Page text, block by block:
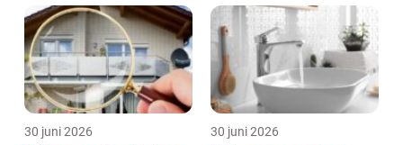
30 juni 2026 30 juni 2026